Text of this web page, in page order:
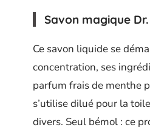
Savon magique
Ce savon liquide se
concentration, ses
parfum frais de menthe
s’utilise dilué pour la
divers. Seul bémol : ce